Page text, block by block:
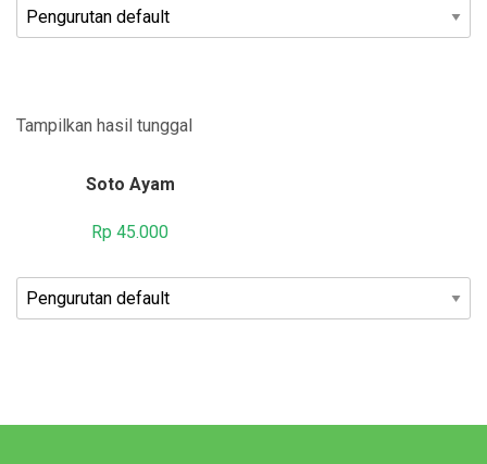
Tampilkan hasil tunggal
Soto Ayam
Rp 45.000